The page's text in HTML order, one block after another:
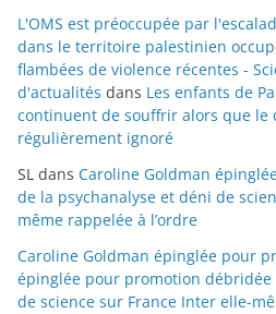
L'OMS est préoccupée par
dans le territoire palestinien
flambées de violence récentes -
d'actualités dans Les enfants de
continuent de souffrir alors que
régulièrement ignoré
SL dans Caroline Goldman
de la psychanalyse et déni de
même rappelée à l’ordre
Caroline Goldman épinglée pour
épinglée pour promotion débridée
de science sur France Inter elle-